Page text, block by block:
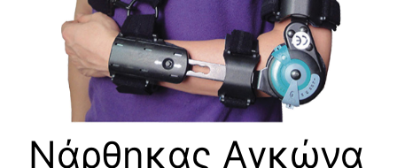
Νάρθηκας Αγκώνα